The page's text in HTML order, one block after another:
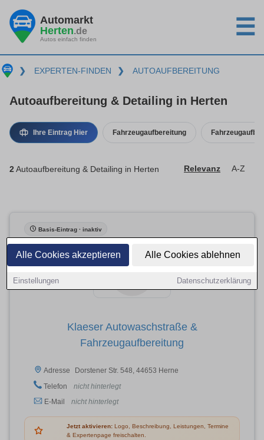
Alle Cookies akzeptieren Alle Cookies ablehnen
Einstellungen Datenschutzerklärung
Automarkt
Herten.de
Autos einfach finden ☰
❯ EXPERTEN-FINDEN ❯ AUTOAUFBEREITUNG
Autoaufbereitung & Detailing in Herten
Ihre Eintrag Hier Fahrzeugaufbereitung
2 Autoaufbereitung & Detailing in Herten Relevanz A-Z
Basis-Eintrag · inaktiv
Klaeser Autowaschstraße &
Fahrzeugaufbereitung
Adresse
Dorstener Str. 548, 44653 Herne
Telefon
nicht hinterlegt
E-Mail
nicht hinterlegt
Jetzt aktivieren: Logo, Beschreibung, Leistungen, Termine
& Expertenpage freischalten.